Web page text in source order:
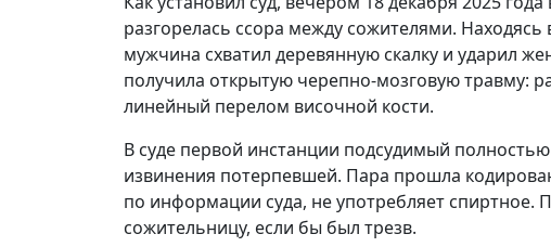
разгорелась ссора между сожителями.
мужчина схватил деревянную скалку и ударил
получила открытую черепно-мозговую травму:
линейный перелом височной кости.
В суде первой инстанции подсудимый
извинения потерпевшей. Пара прошла
по информации суда, не употребляет спиртное.
сожительницу, если бы был трезв.